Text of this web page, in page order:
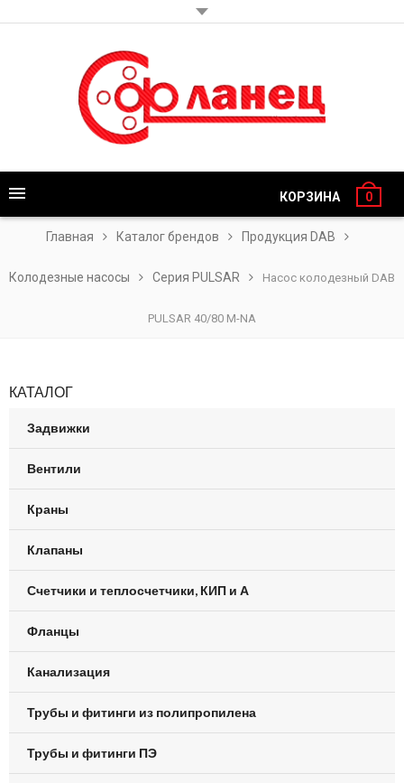
КОРЗИНА 0
Главная Каталог брендов Продукция DAB
Колодезные насосы Серия PULSAR Насос колодезный DAB
PULSAR 40/80 M-NA
КАТАЛОГ
Задвижки
Вентили
Краны
Клапаны
Счетчики и теплосчетчики, КИП и А
Фланцы
Канализация
Трубы и фитинги из полипропилена
Трубы и фитинги ПЭ